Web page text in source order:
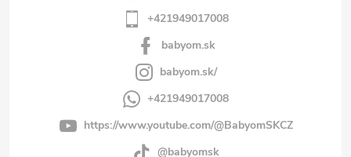
+421949017008
babyom.sk
babyom.sk/
+421949017008
https://www.youtube.com/@BabyomSKCZ
@babyomsk